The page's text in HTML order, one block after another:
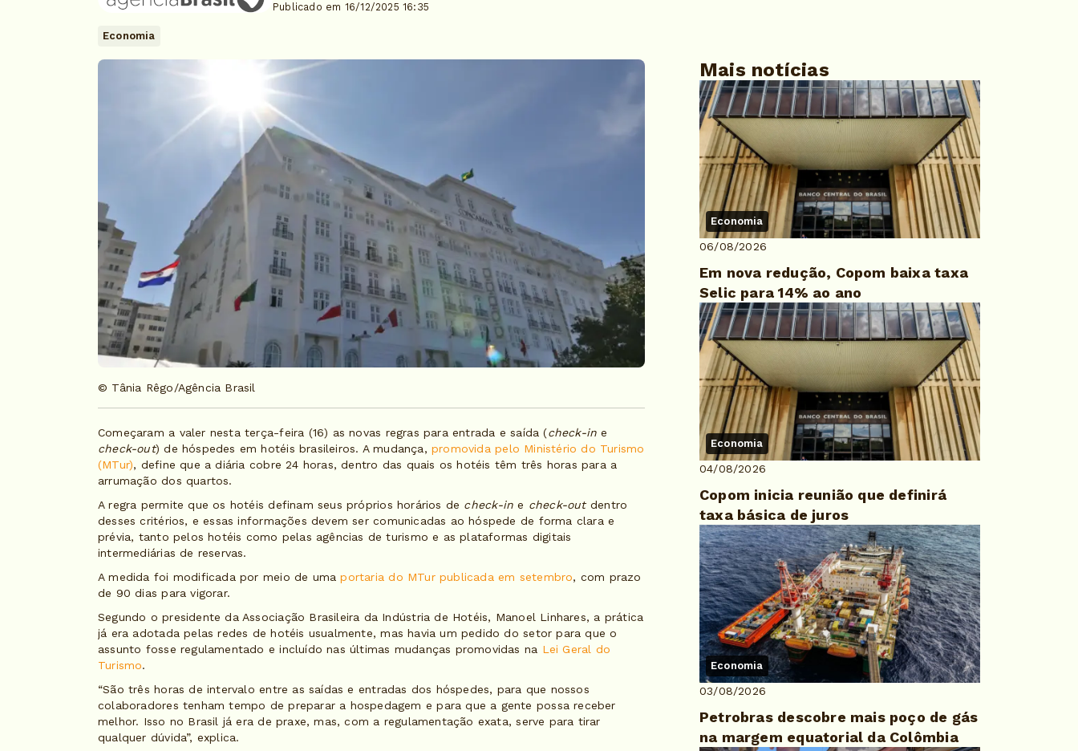
Publicado em 16/12/2025 16:35
Economia
© Tânia Rêgo/Agência Brasil
Começaram a valer nesta terça-feira (16) as novas regras para entrada e saída (check-in e
check-out) de hóspedes em hotéis brasileiros. A mudança, promovida pelo Ministério do Turismo
(MTur), define que a diária cobre 24 horas, dentro das quais os hotéis têm três horas para a
arrumação dos quartos.
A regra permite que os hotéis definam seus próprios horários de check-in e check-outdentro
desses critérios, e essas informações devem ser comunicadas ao hóspede de forma clara e
prévia, tanto pelos hotéis como pelas agências de turismo e as plataformas digitais
intermediárias de reservas.
A medida foi modificada por meio de umaportaria do MTur publicada em setembro, com prazo
de 90 dias para vigorar.
Segundo o presidente da Associação Brasileira da Indústria de Hotéis, Manoel Linhares, a prática
já era adotada pelas redes de hotéis usualmente, mas havia um pedido do setor para que o
assunto fosse regulamentado e incluído nas últimas mudanças promovidas na Lei Geral do
Turismo.
“São três horas de intervalo entre as saídas e entradas dos hóspedes, para que nossos
colaboradores tenham tempo de preparar a hospedagem e para que a gente possa receber
melhor. Isso no Brasil já era de praxe, mas, com a regulamentação exata, serve para tirar
qualquer dúvida”, explica.
Mais notícias
Economia
06/08/2026
Em nova redução, Copom baixa taxa
Selic para 14% ao ano
Economia
04/08/2026
Copom inicia reunião que definirá
taxa básica de juros
Economia
03/08/2026
Petrobras descobre mais poço de gás
na margem equatorial da Colômbia